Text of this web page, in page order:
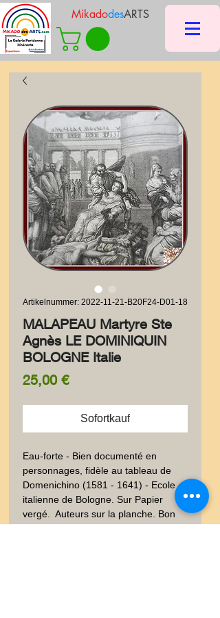
MikadodesARTS
Artikelnummer: 2022-11-21-B20F24-D01-18
MALAPEAU Martyre Ste
Agnès LE DOMINIQUIN
BOLOGNE Italie
25,00 €Preis
Sofortkauf
Eau-forte - Bien documenté en
personnages, fidèle au tableau de
Domenichino (1581 - 1641) - Ecole
italienne de Bologne. Sur Papier
vergé.  Auteurs sur la planche. Bon